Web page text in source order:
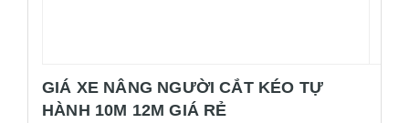
GIÁ XE NÂNG NGƯỜI CẮT KÉO TỰ
HÀNH 10M 12M GIÁ RẺ